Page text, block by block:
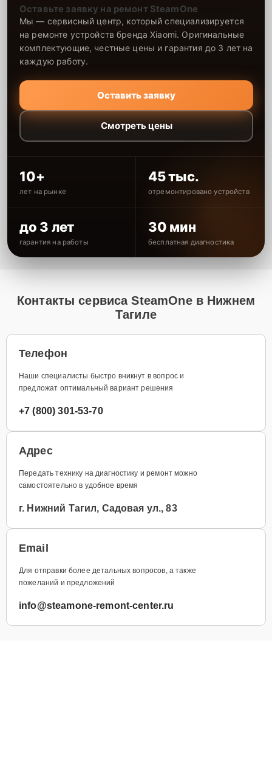
Оставьте заявку на ремонт SteamOne
Мы — сервисный центр, который специализируется
на ремонте устройств бренда Xiaomi. Оригинальные
комплектующие, честные цены и гарантия до 3 лет на
каждую работу.
Оставить заявку
Смотреть цены
10+
лет на рынке
45 тыс.
отремонтировано устройств
до 3 лет
гарантия на работы
30 мин
бесплатная диагностика
Контакты сервиса SteamOne в Нижнем
Тагиле
Телефон
Наши специалисты быстро вникнут в вопрос и
предложат оптимальный вариант решения
+7 (800) 301-53-70
Адрес
Передать технику на диагностику и ремонт можно
самостоятельно в удобное время
г. Нижний Тагил, Садовая ул., 83
Email
Для отправки более детальных вопросов, а также
пожеланий и предложений
info@steamone-remont-center.ru